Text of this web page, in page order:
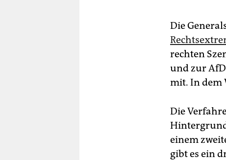
Die
rechten
und zur
mit. In dem
Die
einem
gibt es ein